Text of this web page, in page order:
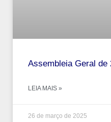
Assembleia Geral de
LEIA MAIS »
26 de março de 2025